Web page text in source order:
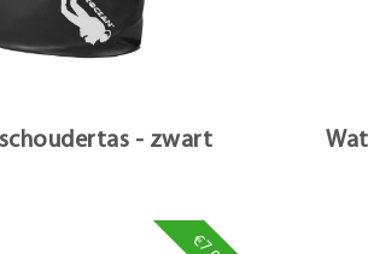
- zwart